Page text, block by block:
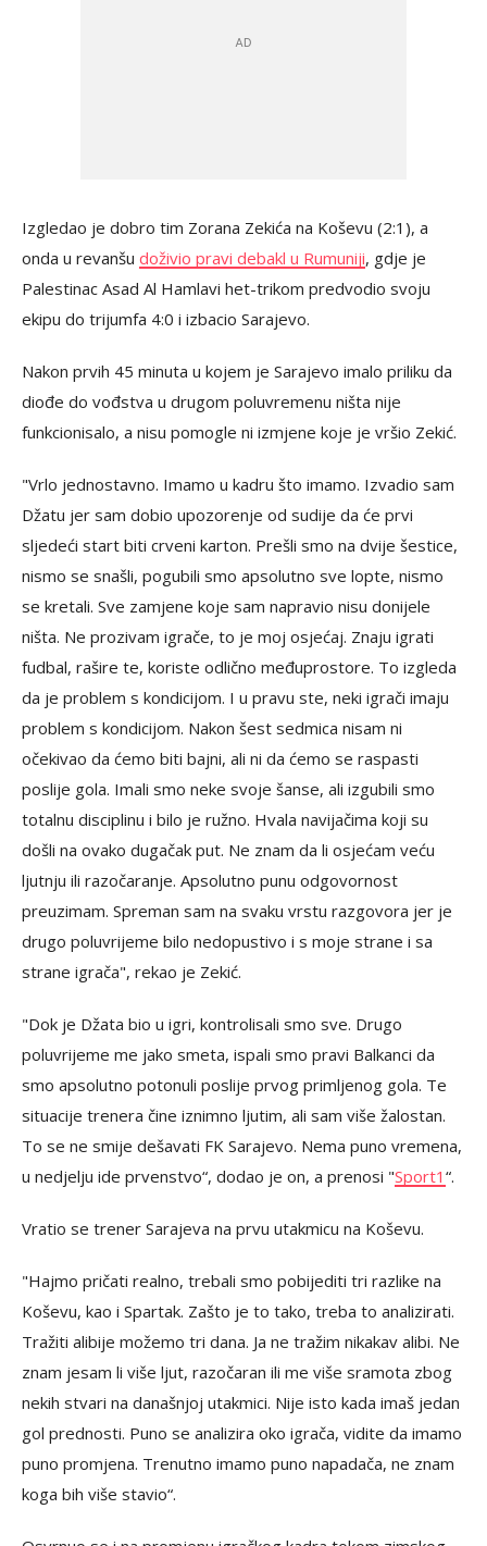
Izgledao je dobro tim Zorana Zekića na Koševu (2:1), a
onda u revanšu doživio pravi debakl u Rumuniji, gdje je
Palestinac Asad Al Hamlavi het-trikom predvodio svoju
ekipu do trijumfa 4:0 i izbacio Sarajevo.
Nakon prvih 45 minuta u kojem je Sarajevo imalo priliku da
diođe do vođstva u drugom poluvremenu ništa nije
funkcionisalo, a nisu pomogle ni izmjene koje je vršio Zekić.
"Vrlo jednostavno. Imamo u kadru što imamo. Izvadio sam
Džatu jer sam dobio upozorenje od sudije da će prvi
sljedeći start biti crveni karton. Prešli smo na dvije šestice,
nismo se snašli, pogubili smo apsolutno sve lopte, nismo
se kretali. Sve zamjene koje sam napravio nisu donijele
ništa. Ne prozivam igrače, to je moj osjećaj. Znaju igrati
fudbal, rašire te, koriste odlično međuprostore. To izgleda
da je problem s kondicijom. I u pravu ste, neki igrači imaju
problem s kondicijom. Nakon šest sedmica nisam ni
očekivao da ćemo biti bajni, ali ni da ćemo se raspasti
poslije gola. Imali smo neke svoje šanse, ali izgubili smo
totalnu disciplinu i bilo je ružno. Hvala navijačima koji su
došli na ovako dugačak put. Ne znam da li osjećam veću
ljutnju ili razočaranje. Apsolutno punu odgovornost
preuzimam. Spreman sam na svaku vrstu razgovora jer je
drugo poluvrijeme bilo nedopustivo i s moje strane i sa
strane igrača", rekao je Zekić.
"Dok je Džata bio u igri, kontrolisali smo sve. Drugo
poluvrijeme me jako smeta, ispali smo pravi Balkanci da
smo apsolutno potonuli poslije prvog primljenog gola. Te
situacije trenera čine iznimno ljutim, ali sam više žalostan.
To se ne smije dešavati FK Sarajevo. Nema puno vremena,
u nedjelju ide prvenstvo“, dodao je on, a prenosi "Sport1 “.
Vratio se trener Sarajeva na prvu utakmicu na Koševu.
"Hajmo pričati realno, trebali smo pobijediti tri razlike na
Koševu, kao i Spartak. Zašto je to tako, treba to analizirati.
Tražiti alibije možemo tri dana. Ja ne tražim nikakav alibi. Ne
znam jesam li više ljut, razočaran ili me više sramota zbog
nekih stvari na današnjoj utakmici. Nije isto kada imaš jedan
gol prednosti. Puno se analizira oko igrača, vidite da imamo
puno promjena. Trenutno imamo puno napadača, ne znam
koga bih više stavio“.